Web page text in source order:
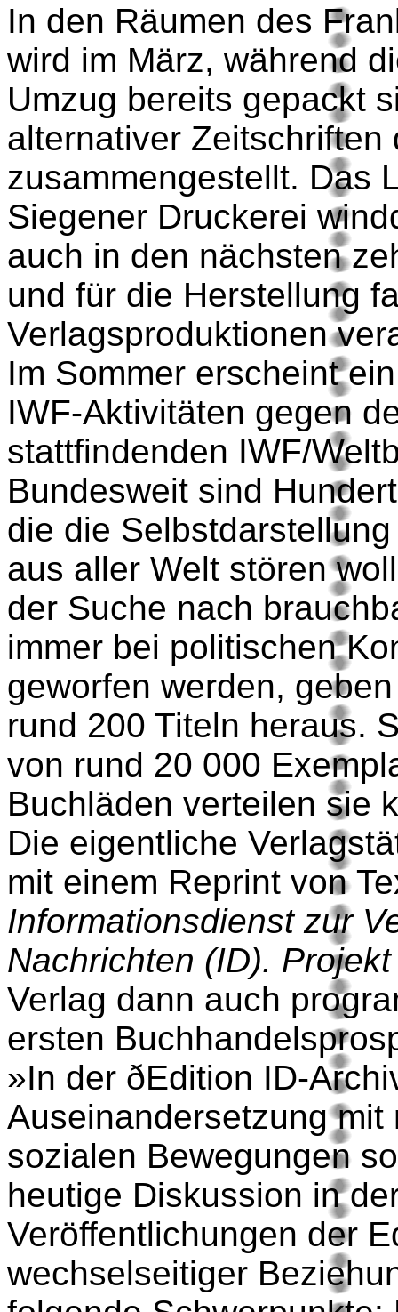
In den Räumen des
wird im März, während
Umzug bereits gepackt
alternativer
zusammengestellt. Das
Siegener Druckerei
auch in den nächsten
und für die Herstellung
Verlagsproduktionen
Im Sommer erscheint
IWF-Aktivitäten gegen
stattfindenden IWF/
Bundesweit sind
die die
aus aller Welt stören
der Suche nach
immer bei politischen
geworfen werden,
rund 200 Titeln heraus.
von rund 20 000
Buchläden verteilen sie
Die eigentliche
mit einem Reprint von
Informationsdienst zur
Nachrichten (ID).
Verlag dann auch
ersten
»In der ðEdition ID-
Auseinandersetzung
sozialen Bewegungen
heutige Diskussion in
Veröffentlichungen der
wechselseitiger